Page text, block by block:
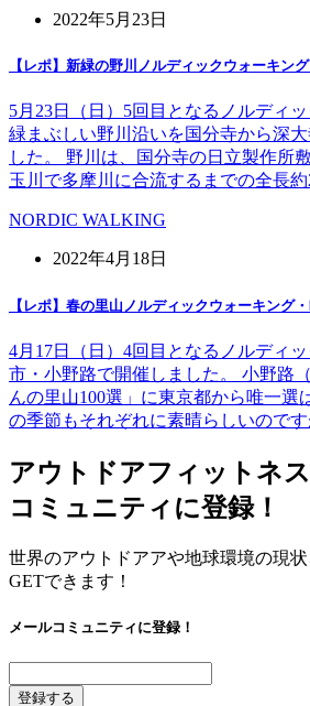
2022年5月23日
【レポ】新緑の野川ノルディックウォーキン
5月23日（日）5回目となるノルディ
緑まぶしい野川沿いを国分寺から深大
した。 野川は、国分寺の日立製作所
玉川で多摩川に合流するまでの全長
NORDIC WALKING
2022年4月18日
【レポ】春の里山ノルディックウォーキング
4月17日（日）4回目となるノルディ
市・小野路で開催しました。 小野路
んの里山100選」に東京都から唯一選
の季節もそれぞれに素晴らしいので
アウトドアフィットネス
コミュニティに登録！
世界のアウトドアアや地球環境の現
GETできます！
メールコミュニティに登録！